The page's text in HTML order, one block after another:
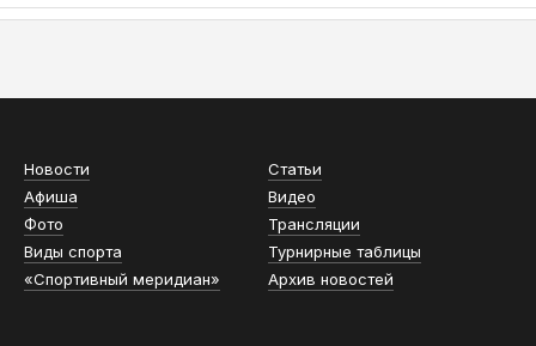
Новости
Статьи
Афиша
Видео
Фото
Трансляции
Виды спорта
Турнирные таблицы
«Спортивный меридиан»
Архив новостей